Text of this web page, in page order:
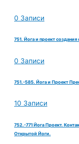
0 Записи
751. Йога и проект
0 Записи
751.-585. Йога и Проект
10 Записи
752.-771 Йога Проект.
Открытой Йоги.